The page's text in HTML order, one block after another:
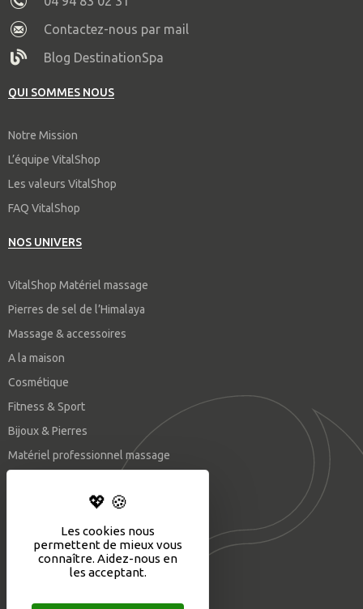
Contactez-nous par mail
Blog DestinationSpa
QUI SOMMES NOUS
Notre Mission
L’équipe VitalShop
Les valeurs VitalShop
FAQ VitalShop
NOS UNIVERS
VitalShop Matériel massage
Pierres de sel de l’Himalaya
Massage & accessoires
A la maison
Cosmétique
Fitness & Sport
Bijoux & Pierres
Matériel professionnel massage
Les cookies nous
permettent de mieux vous
connaître. Aidez-nous en
les acceptant.